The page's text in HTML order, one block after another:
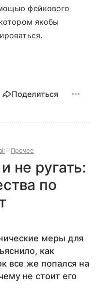
фейкового
якобы
Поделиться
Прочее
не ругать:
по
меры для
как
все же попался на
не стоит его